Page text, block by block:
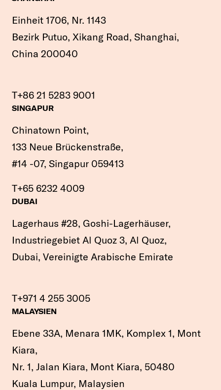
Einheit 1706, Nr. 1143
Bezirk Putuo, Xikang Road, Shanghai,
China 200040
T+86 21 5283 9001
SINGAPUR
Chinatown Point,
133 Neue Brückenstraße,
#14 -07, Singapur 059413
T+65 6232 4009
DUBAI
Lagerhaus #28, Goshi-Lagerhäuser,
Industriegebiet Al Quoz 3, Al Quoz,
Dubai, Vereinigte Arabische Emirate
T+971 4 255 3005
MALAYSIEN
Ebene 33A, Menara 1MK, Komplex 1, Mont
Kiara,
Nr. 1, Jalan Kiara, Mont Kiara, 50480
Kuala Lumpur, Malaysien